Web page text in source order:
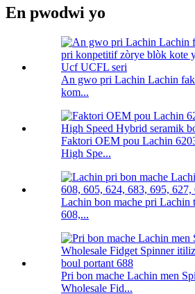
En pwodwi yo
An gwo pri Lachin Lachin
kom...
Faktori OEM pou Lachin
High Spe...
Lachin bon mache pri Lachin
608,...
Pri bon mache Lachin men
Wholesale Fid...